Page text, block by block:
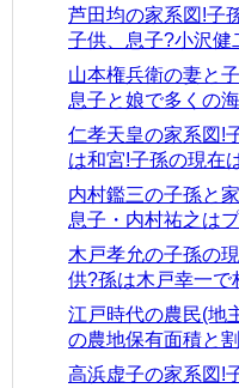
芦田均の家系図!子
子供、息子?小沢健
山本権兵衛の妻と
息子と娘で多くの
仁孝天皇の家系図!
は和宮!子孫の現在
内村鑑三の子孫と
息子・内村祐之は
木戸孝允の子孫の
供?孫は木戸幸一で
江戸時代の農民(地
の農地保有面積と
高浜虚子の家系図!